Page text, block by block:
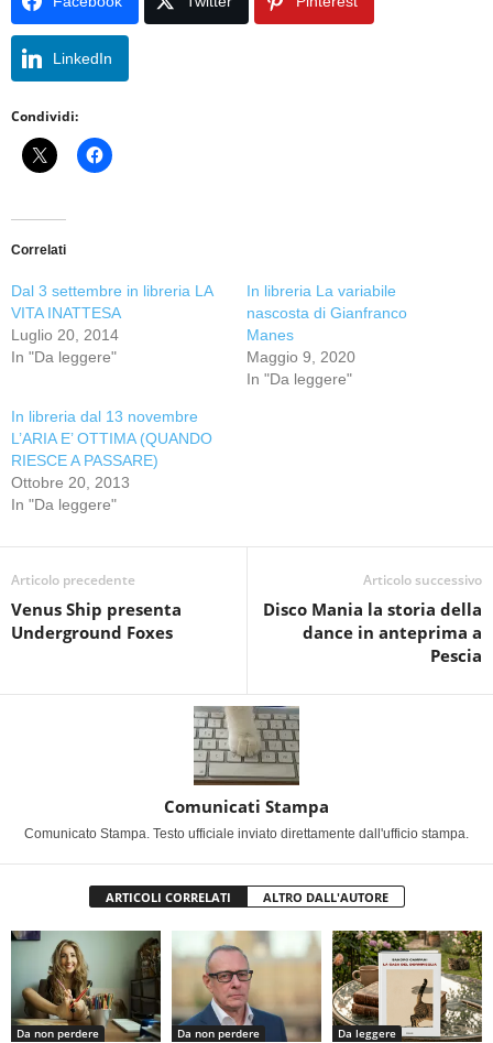
LinkedIn
Condividi:
Correlati
Dal 3 settembre in libreria LA
VITA INATTESA
Luglio 20, 2014
In "Da leggere"
In libreria La variabile
nascosta di Gianfranco
Manes
Maggio 9, 2020
In "Da leggere"
In libreria dal 13 novembre
L’ARIA E’ OTTIMA (QUANDO
RIESCE A PASSARE)
Ottobre 20, 2013
In "Da leggere"
Articolo precedente
Venus Ship presenta
Underground Foxes
Articolo successivo
Disco Mania la storia della
dance in anteprima a
Pescia
Comunicati Stampa
Comunicato Stampa. Testo ufficiale inviato direttamente dall'ufficio stampa.
ARTICOLI CORRELATI ALTRO DALL'AUTORE
Da non perdere Da non perdere Da leggere